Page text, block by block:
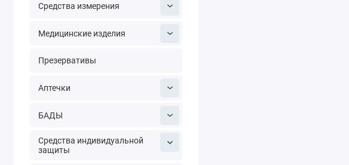
Средства измерения
Медицинские изделия
Презервативы
Аптечки
БАДЫ
Средства индивидуальной
защиты